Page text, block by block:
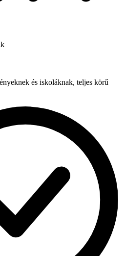
és iskoláknak, teljes körű